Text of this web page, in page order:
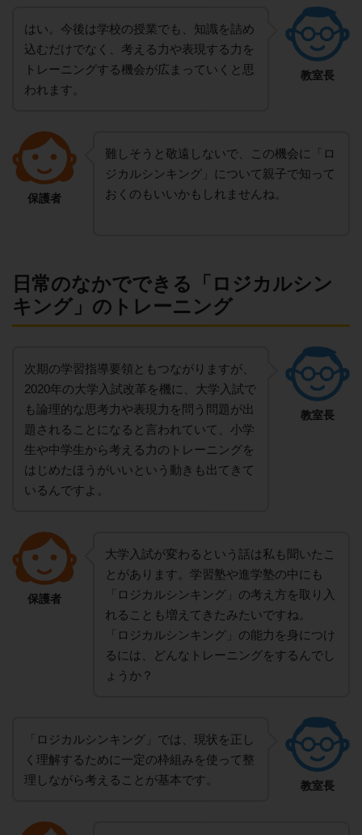
教室長
はい。今後は学校の授業でも、知識を詰め
込むだけでなく、考える力や表現する力を
トレーニングする機会が広まっていくと思
われます。
保護者
難しそうと敬遠しないで、この機会に「ロ
ジカルシンキング」について親子で知って
おくのもいいかもしれませんね。
日常のなかでできる「ロジカルシン
キング」のトレーニング
教室長
次期の学習指導要領ともつながりますが、
2020年の大学入試改革を機に、大学入試で
も論理的な思考力や表現力を問う問題が出
題されることになると言われていて、小学
生や中学生から考える力のトレーニングを
はじめたほうがいいという動きも出てきて
いるんですよ。
保護者
大学入試が変わるという話は私も聞いたこ
とがあります。学習塾や進学塾の中にも
「ロジカルシンキング」の考え方を取り入
れることも増えてきたみたいですね。
「ロジカルシンキング」の能力を身につけ
るには、どんなトレーニングをするんでし
ょうか？
教室長
「ロジカルシンキング」では、現状を正し
く理解するために一定の枠組みを使って整
理しながら考えることが基本です。